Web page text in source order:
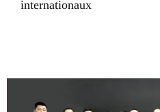
internationaux